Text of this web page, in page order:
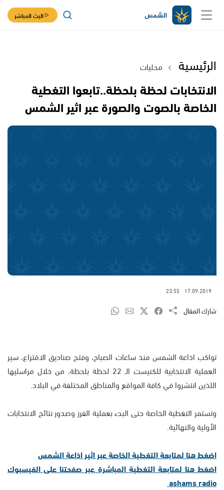
البث المباشر
الرئيسية محليات
الانتخابات لحظة بلحظة..تابعوا التغطية
الخاصة بالصوت والصورة عبر اثير الشمس
17.09.2019
23:55
شارك المقال
تواكب اذاعة الشمس منذ ساعات الصباح، وفتح صناديق الاقتراع، سير
العملية الانتخابية للكنيست الـ 22 لحظة بلحظة، من خلال مراسليها
اللذين انتشروا في كافة المواقع والمناطق المختلفة في البلاد.
وتستمر التغطية الخاصة حتى البدء بعملية الفرز وصدور نتائج الانتخابات
الأولية والنهائية.
اضغط هنا لمتابعة التغطية الخاصة عبر اثير اذاعة الشمس
اضغط هنا لمتابعة التغطية المباشرة عبر صفحتنا على الفيسبوك
ashams radio